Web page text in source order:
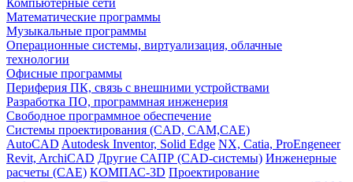
Компьютерные сети
Математические программы
Музыкальные программы
Операционные системы, виртуализация, облачные
технологии
Офисные программы
Периферия ПК, связь с внешними устройствами
Разработка ПО, программная инженерия
Свободное программное обеспечение
Системы проектирования (CAD, CAM,CAE)
AutoCAD Autodesk Inventor, Solid Edge NX, Catia, ProEngeneer
Revit, ArchiCAD Другие САПР (CAD-системы) Инженерные
расчеты (CAE) КОМПАС-3D Проектирование